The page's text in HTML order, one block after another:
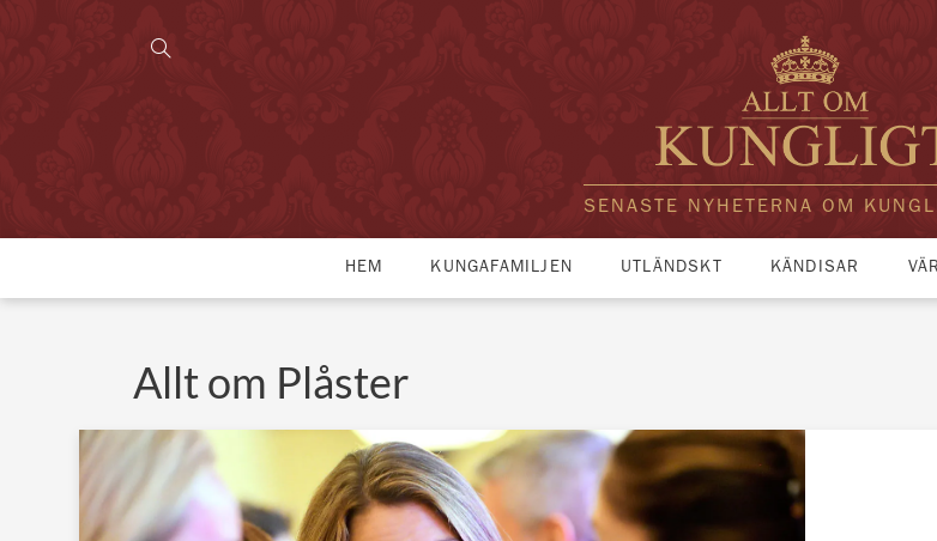
SENASTE NYHETERNA OM
HEM KUNGAFAMILJEN UTLÄNDSKT KÄNDISAR
Allt om Plåster